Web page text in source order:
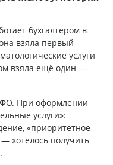
бухгалтером в
взяла первый
услуги
взяла ещё один —
При оформлении
услуги»:
«приоритетное
хотелось получить